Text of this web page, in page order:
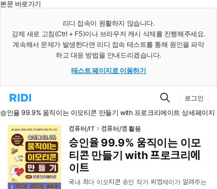
본문 바로가기
리디 접속이 원활하지 않습니다.
강제 새로 고침(Ctrl + F5)이나 브라우저 캐시 삭제를 진행해주세요.
계속해서 문제가 발생한다면 리디 접속 테스트를 통해 원인을 파악
하고 대응 방법을 안내드리겠습니다.
테스트 페이지로 이동하기
리
홈
로
이
동
검
색
로그인
승인율 99.9% 움직이는 이모티콘 만들기 with 프로크리에이트 상세페이지
컴퓨터/IT 컴퓨터/앱 활용
승인율 99.9% 움직이는 이모
티콘 만들기 with 프로크리에
이트
국내 최다 이모티콘 승인 작가 씨엠제이가 알려주는